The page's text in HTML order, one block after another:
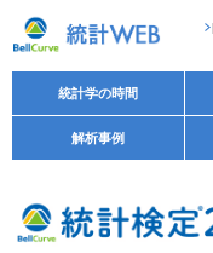
統計学の時間
解析事例